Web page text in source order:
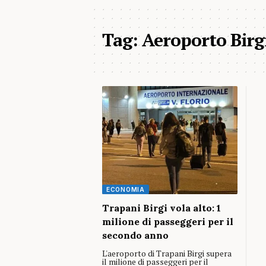
Tag:Aeroporto
ECONOMIA
Trapani Birgi vola alto: 1
milione di passeggeri per il
secondo anno
L'aeroporto di Trapani Birgi supera
il milione di passeggeri per il